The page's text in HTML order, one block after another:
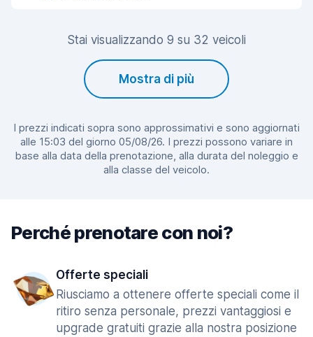
Stai visualizzando 9 su 32 veicoli
Mostra di più
I prezzi indicati sopra sono approssimativi e sono aggiornati
alle 15:03 del giorno 05/08/26. I prezzi possono variare in
base alla data della prenotazione, alla durata del noleggio e
alla classe del veicolo.
Perché prenotare con noi?
Offerte speciali
Riusciamo a ottenere offerte speciali come il
ritiro senza personale, prezzi vantaggiosi e
upgrade gratuiti grazie alla nostra posizione